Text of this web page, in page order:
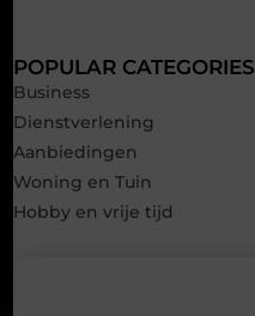
POPULAR CATEGORIES
Business
Dienstverlening
Aanbiedingen
Woning en Tuin
Hobby en vrije tijd